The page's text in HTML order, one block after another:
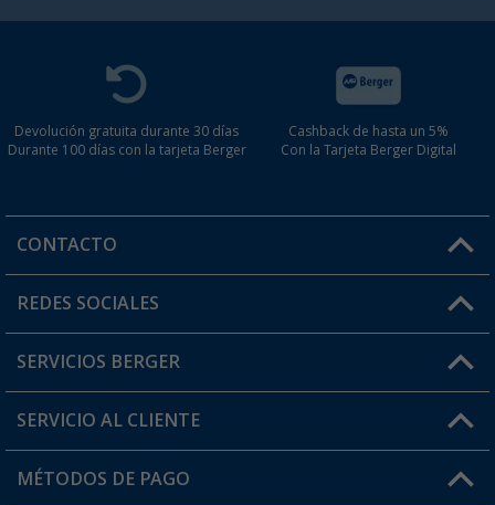
Devolución gratuita durante 30 días
Durante 100 días con la tarjeta Berger
Cashback de hasta un 5%
Con la Tarjeta Berger Digital
CONTACTO
Horario de atención al cliente:
¿Tienes alguna duda?
REDES SOCIALES
SERVICIOS BERGER
Conviértete en distribuidor
Mi cuenta
SERVICIO AL CLIENTE
FAQ y Contacto
MÉTODOS DE PAGO